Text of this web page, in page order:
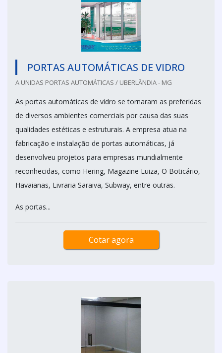
PORTAS AUTOMÁTICAS DE VIDRO
A UNIDAS PORTAS AUTOMÁTICAS / UBERLÂNDIA - MG
As portas automáticas de vidro se tornaram as preferidas
de diversos ambientes comerciais por causa das suas
qualidades estéticas e estruturais. A empresa atua na
fabricação e instalação de portas automáticas, já
desenvolveu projetos para empresas mundialmente
reconhecidas, como Hering, Magazine Luiza, O Boticário,
Havaianas, Livraria Saraiva, Subway, entre outras.
As portas...
Cotar agora